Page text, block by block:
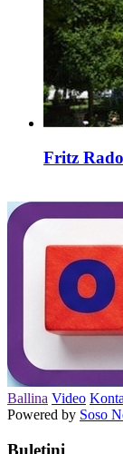
Fritz
Ballina Video
Powered by Soso
Buletini